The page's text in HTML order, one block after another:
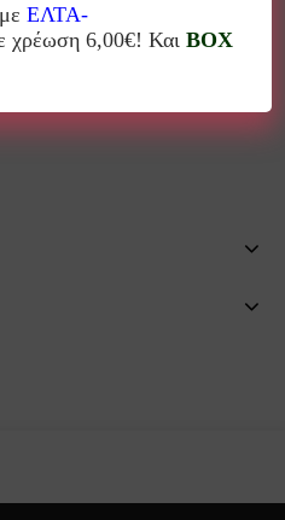
μεΕΛΤΑ-
χρέωση 6,00€! ΚαιBOX